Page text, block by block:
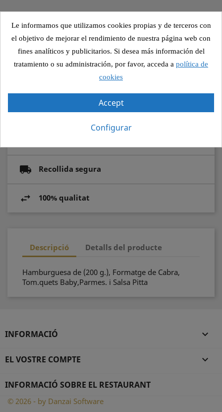
Altres canvis
Recollida segura
100% qualitat
Descripció Detalls del producte
Hamburguesa de (200 g.), Formatge de Cabra,
Tom.quets Baby,Parmes. i Salsa Pitta
INFORMACIÓ 
EL VOSTRE COMPTE 
INFORMACIÓ SOBRE EL RESTAURANT
© 2026 - by Danzai Software
Le informamos que utilizamos cookies propias y de terceros con
el objetivo de mejorar el rendimiento de nuestra página web con
fines analíticos y publicitarios. Si desea más información del
tratamiento o su administración, por favor, acceda a política de
cookies
Accept
Configurar